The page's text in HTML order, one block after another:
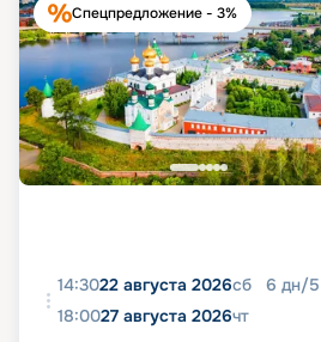
Спецпредложение - 3%
14:3022 августа 2026сб 6 дн/5
18:0027 августа 2026чт